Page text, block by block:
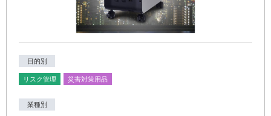
目的別
リスク管理 災害対策用品
業種別